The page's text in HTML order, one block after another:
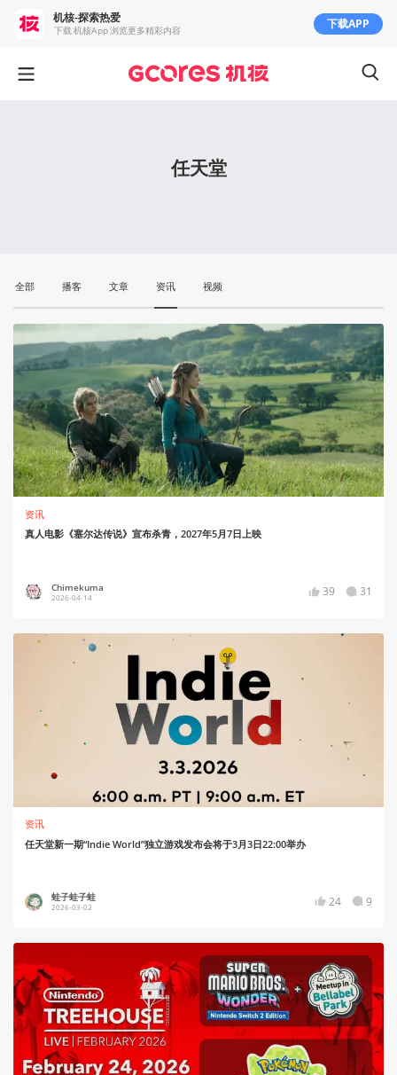
任天堂
全部 播客 文章 资讯 视频
资讯
真人电影《塞尔达传说》宣布杀青，2027年5月7日上映
Chimekuma
2026-04-14 39 31
资讯
任天堂新一期“Indie World”独立游戏发布会将于3月3日22:00举办
蛙子蛙子蛙
2026-03-02 24 9
机核-探索热爱
下载 机核App 浏览更多精彩内容 下载APP